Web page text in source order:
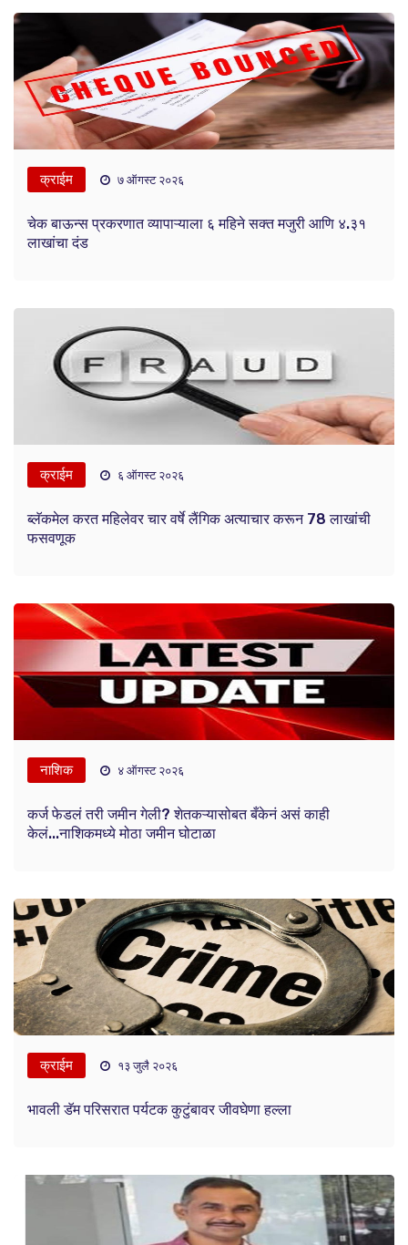
क्राईम ७ ऑगस्ट २०२६
चेक बाऊन्स प्रकरणात व्यापाऱ्याला ६ महिने सक्त मजुरी आणि ४.३१
लाखांचा दंड
क्राईम ६ ऑगस्ट २०२६
ब्लॅकमेल करत महिलेवर चार वर्षे लैंगिक अत्याचार करून 78 लाखांची
फसवणूक
नाशिक ४ ऑगस्ट २०२६
कर्ज फेडलं तरी जमीन गेली? शेतकऱ्यासोबत बँकेनं असं काही
केलं...नाशिकमध्ये मोठा जमीन घोटाळा
क्राईम १३ जुलै २०२६
भावली डॅम परिसरात पर्यटक कुटुंबावर जीवघेणा हल्ला